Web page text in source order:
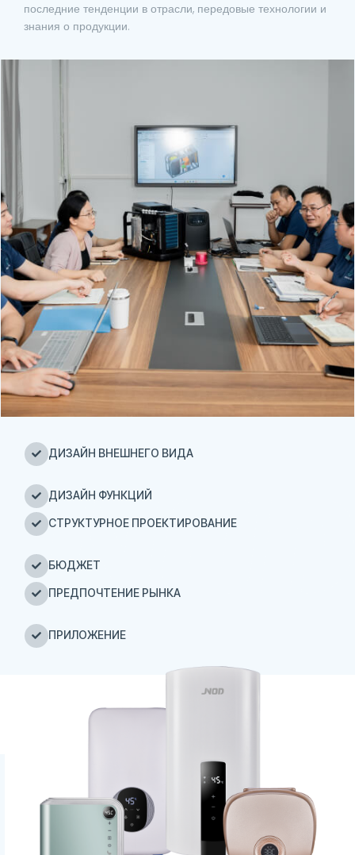
последние тенденции в отрасли, передовые технологии и
знания о продукции.
Это заголовок
ДИЗАЙН ВНЕШНЕГО ВИДА
ДИЗАЙН ФУНКЦИЙ
СТРУКТУРНОЕ ПРОЕКТИРОВАНИЕ
БЮДЖЕТ
ПРЕДПОЧТЕНИЕ РЫНКА
ПРИЛОЖЕНИЕ